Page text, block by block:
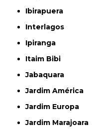
Ibirapuera
Interlagos
Ipiranga
Itaim Bibi
Jabaquara
Jardim América
Jardim Europa
Jardim Marajoara